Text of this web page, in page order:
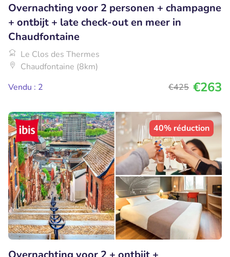
Overnachting voor 2 personen + champagne
+ ontbijt + late check-out en meer in
Chaudfontaine
Le Clos des Thermes
Chaudfontaine (8km)
Vendu : 2
€425 €263
40% réduction